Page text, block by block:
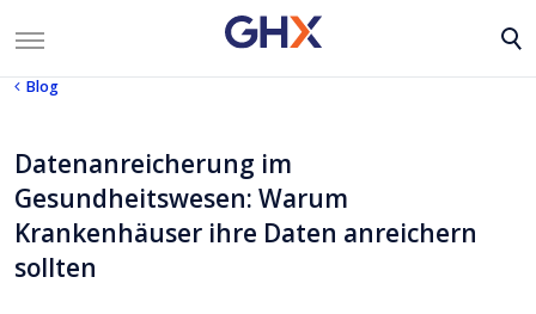
Blog
Datenanreicherung im
Gesundheitswesen: Warum
Krankenhäuser ihre Daten anreichern
sollten